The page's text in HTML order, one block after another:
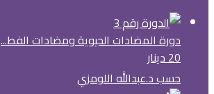
دورة المضادات الحيوية ومضادات الفط...
20 دينار
حسب د.عبدالله اللومزي